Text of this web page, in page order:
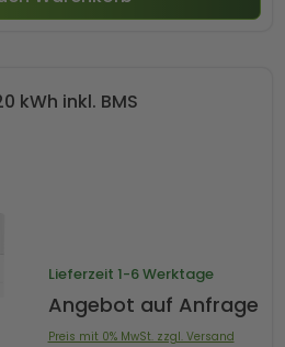
kWh inkl. BMS
Lieferzeit 1-6 Werktage
Angebot auf Anfrage
Preis mit 0% MwSt. zzgl. Versand